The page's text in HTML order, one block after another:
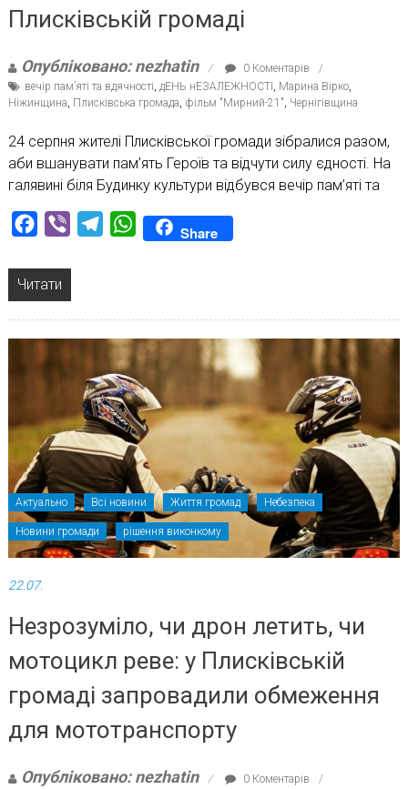
Плисківській громаді
Опубліковано: nezhatin
0 Коментарів
вечір пам’яті та вдячності, дЕНЬ нЕЗАЛЕЖНОСТІ , Марина Вірко,
Ніжинщина, Плисківська громада, фільм "Мирний-21", Чернігівщина
24 серпня жителі Плисківської громади зібралися разом,
аби вшанувати пам’ять Героїв та відчути силу єдності. На
галявині біля Будинку культури відбувся вечір пам’яті та
Facebook
Viber TelegramWhatsAppShare
Читати
Актуально Всі новини Життя громад Небезпека
Новини громади рішення виконкому
22.07.
Незрозуміло, чи дрон летить, чи
мотоцикл реве: у Плисківській
громаді запровадили обмеження
для мототранспорту
Опубліковано: nezhatin
0 Коментарів